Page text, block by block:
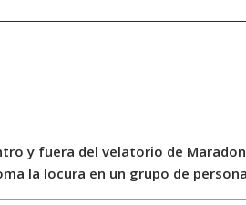
y fuera del velatorio de
la locura en un grupo de